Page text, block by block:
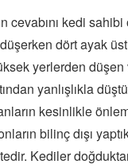
cevabını kedi
dört ayak
yerlerden
yanlışlıkla
kesinlikle
bilinç dışı
Kediler